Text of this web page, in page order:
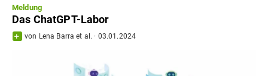
Meldung
Das ChatGPT-Labor
von Lena Barra et al. · 03.01.2024